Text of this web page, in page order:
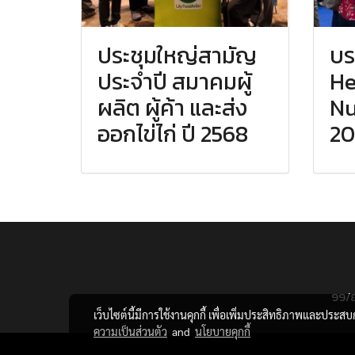
ประชุมใหญ่สามัญ
ประจำปี สมาคมผู้
ผลิต ผู้ค้า และส่ง
ออกไข่ไก่ ปี 2568
บ
99/
เว็บไซต์นี้มีการใช้งานคุกกี้ เพื่อเพิ่มประสิทธิภาพและประส
ความเป็นส่วนตัว and นโยบายคุกกี้